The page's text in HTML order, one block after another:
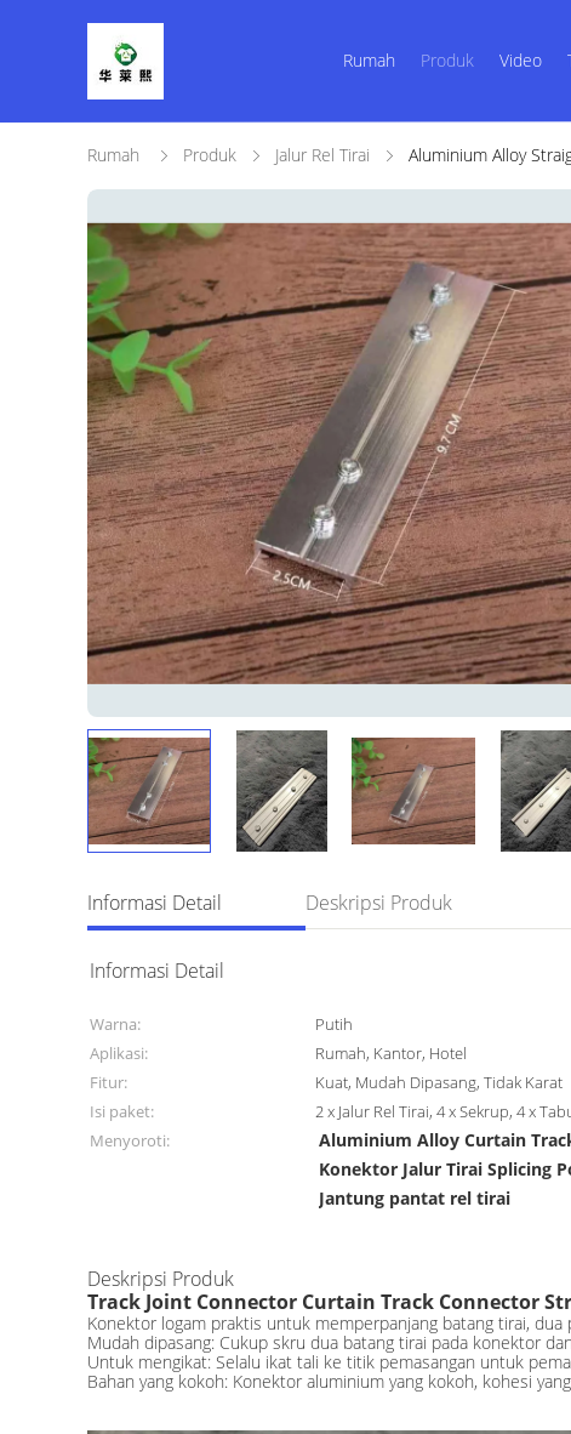
Rumah Produk Video
Rumah Produk Jalur Rel Tirai Aluminium Alloy
Informasi Detail Deskripsi Produk
Informasi Detail
Warna: Putih
Aplikasi:
Rumah, Kantor, Hotel
Fitur:
Kuat, Mudah Dipasang, Tidak Karat
Isi paket:
2 x Jalur Rel Tirai, 4 x Sekrup, 4 x
Menyoroti:
Aluminium Alloy Curtain
Konektor Jalur Tirai Splicing
Jantung pantat rel tirai
Deskripsi Produk
Track Joint Connector Curtain Track Connector
Konektor logam praktis untuk memperpanjang batang tirai,
Mudah dipasang: Cukup skru dua batang tirai pada konektor
Untuk mengikat: Selalu ikat tali ke titik pemasangan untuk
Bahan yang kokoh: Konektor aluminium yang kokoh, kohesi